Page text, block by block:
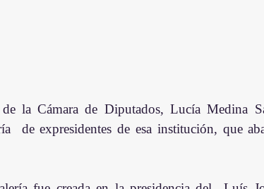
de expresidentes de esa institución, que